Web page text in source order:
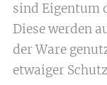
sind Eigentum
Diese werden
der Ware
etwaiger